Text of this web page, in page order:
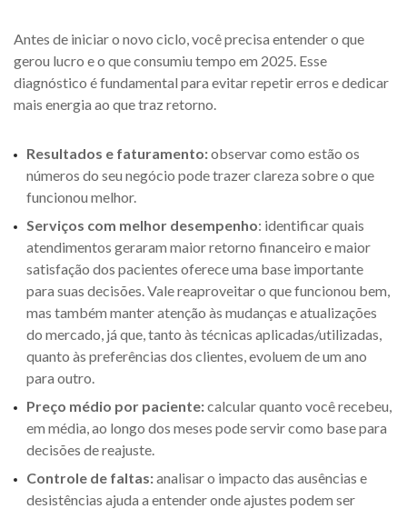
Antes de iniciar o novo ciclo, você precisa entender o que
gerou lucro e o que consumiu tempo em 2025. Esse
diagnóstico é fundamental para evitar repetir erros e dedicar
mais energia ao que traz retorno.
Resultados e faturamento:observar como estão os
números do seu negócio pode trazer clareza sobre o que
funcionou melhor.
Serviços com melhor desempenho: identificar quais
atendimentos geraram maior retorno financeiro e maior
satisfação dos pacientes oferece uma base importante
para suas decisões. Vale reaproveitar o que funcionou bem,
mas também manter atenção às mudanças e atualizações
do mercado, já que, tanto às técnicas aplicadas/utilizadas,
quanto às preferências dos clientes, evoluem de um ano
para outro.
Preço médio por paciente:calcular quanto você recebeu,
em média, ao longo dos meses pode servir como base para
decisões de reajuste.
Controle de faltas:analisar o impacto das ausências e
desistências ajuda a entender onde ajustes podem ser